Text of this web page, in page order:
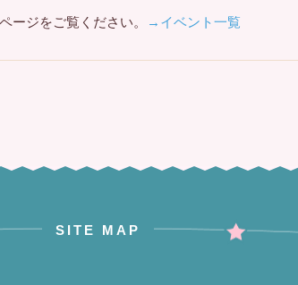
ージをご覧ください。 →イベント一覧
SITE MAP